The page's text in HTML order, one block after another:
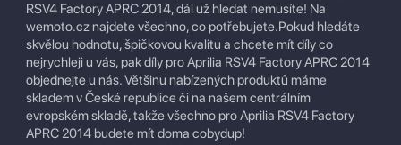
RSV4 Factory APRC 2014, dál už hledat nemusíte! Na
wemoto.cz najdete všechno, co potřebujete.Pokud hledáte
skvělou hodnotu, špičkovou kvalitu a chcete mít díly co
nejrychleji u vás, pak díly pro Aprilia RSV4 Factory APRC 2014
objednejte u nás. Většinu nabízených produktů máme
skladem v České republice či na našem centrálním
evropském skladě, takže všechno pro Aprilia RSV4 Factory
APRC 2014 budete mít doma cobydup!